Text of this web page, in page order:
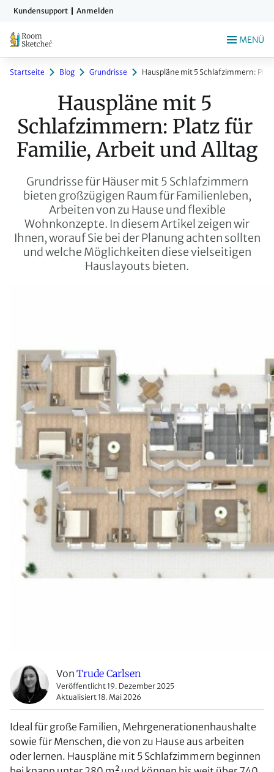
Zum
springen
Kundensupport Anmelden
MENÜ
Startseite Blog Grundrisse Hauspläne mit 5 Schlafzimmern:
Hauspläne mit 5
Schlafzimmern: Platz für
Familie, Arbeit und Alltag
Grundrisse für Häuser mit 5 Schlafzimmern
bieten großzügigen Raum für Familienleben,
Arbeiten von zu Hause und flexible
Wohnkonzepte. In diesem Artikel zeigen wir
Ihnen, worauf Sie bei der Planung achten sollten
und welche Möglichkeiten diese vielseitigen
Hauslayouts bieten.
Von Trude Carlsen
Veröffentlicht 19. Dezember 2025
Aktualisiert 18. Mai 2026
Ideal für große Familien, Mehrgenerationenhaushalte
sowie für Menschen, die von zu Hause aus arbeiten
oder lernen. Hauspläne mit 5 Schlafzimmern beginnen